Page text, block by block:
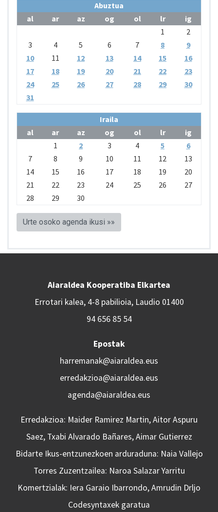
Abuztua
al
ar az og ol lr
ig
1
2
3
4 5 6 7 8
9
10
11 12 13 14 15
16
17
18 19 20 21 22
23
24
25 26 27 28 29
30
31
Iraila
al
ar az og ol lr
ig
1
2 3 4 5
6
7
8 9 10 11 12
13
14
15 16 17 18 19
20
21
22 23 24 25 26
27
28
29 30
Urte osoko agenda ikusi »»
Aiaraldea Kooperatiba Elkartea
Errotari kalea, 4-8 pabilioia, Laudio 01400
94 656 85 54
Epostak
harremanak@aiaraldea.eus
erredakzioa@aiaraldea.eus
agenda@aiaraldea.eus
Erredakzioa: Maider Ramirez Martin, Aitor Aspuru
Saez, Txabi Alvarado Bañares, Aimar Gutierrez
Bidarte Ikus-entzunezkoen arduraduna: Naia Vallejo
Torres Zuzentzailea: Naroa Salazar Yarritu
Komertzialak: Iera Garaio Ibarrondo, Amrudin Drljo
Codesyntaxek garatua